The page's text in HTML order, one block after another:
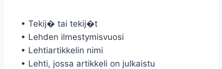
• Tekij� tai tekij�t
• Lehden ilmestymisvuosi
• Lehtiartikkelin nimi
• Lehti, jossa artikkeli on julkaistu